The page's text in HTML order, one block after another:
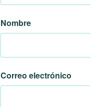
Nombre
Correo electrónico